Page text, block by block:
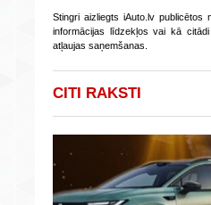
Stingri aizliegts iAuto.lv publicētos
informācijas līdzekļos vai kā
atļaujas saņemšanas.
CITI RAKSTI